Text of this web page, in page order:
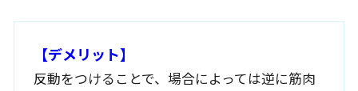
【デメリット】
反動をつけることで、場合によっては逆に筋肉